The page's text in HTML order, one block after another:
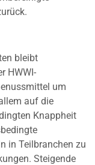
bleibt
HWWI-
um
auf die
Knappheit
in Teilbranchen zu
Steigende